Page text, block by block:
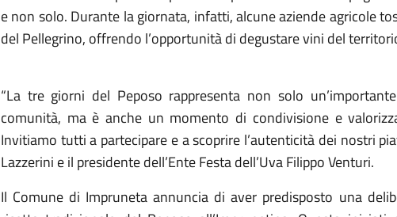
e non solo. Durante la giornata, infatti, alcune aziende agricole
del Pellegrino, offrendo l’opportunità di degustare vini del
“La tre giorni del Peposo rappresenta non solo
comunità, ma è anche un momento di condivisione e
Invitiamo tutti a partecipare e a scoprire l’autenticità dei nostri
Lazzerini e il presidente dell’Ente Festa dell’Uva Filippo Venturi.
Il Comune di Impruneta annuncia di aver predisposto una